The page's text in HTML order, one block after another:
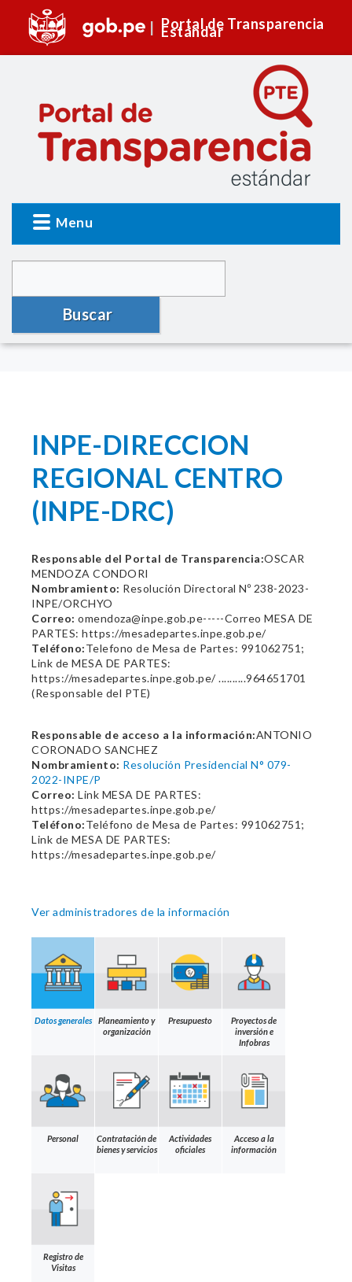
Portal de Transparencia
Estándar
Menu
Buscar
INPE-DIRECCION
REGIONAL CENTRO
(INPE-DRC)
Responsable del Portal de Transparencia:OSCAR
MENDOZA CONDORI
Nombramiento: Resolución Directoral Nº 238-2023-
INPE/ORCHYO
Correo: omendoza@inpe.gob.pe-----Correo MESA DE
PARTES: https://mesadepartes.inpe.gob.pe/
Teléfono:Telefono de Mesa de Partes: 991062751;
Link de MESA DE PARTES:
https://mesadepartes.inpe.gob.pe/ ..........964651701
(Responsable del PTE)
Responsable de acceso a la información:ANTONIO
CORONADO SANCHEZ
Nombramiento: Resolución Presidencial N° 079-
2022-INPE/P
Correo: Link MESA DE PARTES:
https://mesadepartes.inpe.gob.pe/
Teléfono:Teléfono de Mesa de Partes: 991062751;
Link de MESA DE PARTES:
https://mesadepartes.inpe.gob.pe/
Ver administradores de la información
Datos generales
Planeamiento y
organización
Presupuesto
Proyectos de
inversión e
Infobras
Personal
Contratación de
bienes y servicios
Actividades
oficiales
Acceso a la
información
Registro de
Visitas